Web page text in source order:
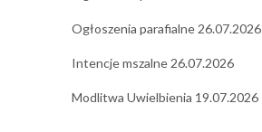
Ogłoszenia parafialne 26.07.2026
Intencje mszalne 26.07.2026
Modlitwa Uwielbienia 19.07.2026